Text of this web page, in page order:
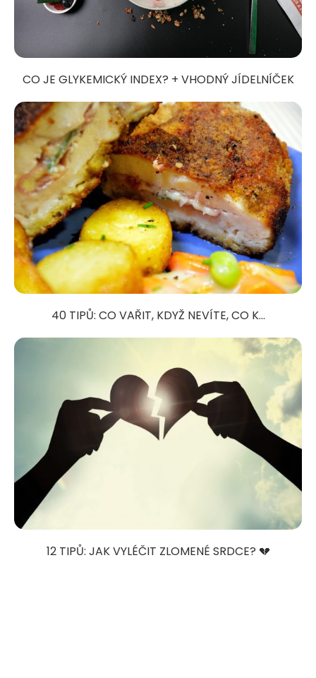
CO JE GLYKEMICKÝ INDEX? + VHODNÝ JÍDELNÍČEK
40 TIPŮ: CO VAŘIT, KDYŽ NEVÍTE, CO K...
12 TIPŮ: JAK VYLÉČIT ZLOMENÉ SRDCE? 💔